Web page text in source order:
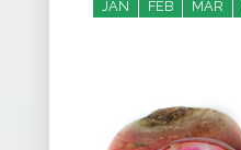
JAN FEB MAR